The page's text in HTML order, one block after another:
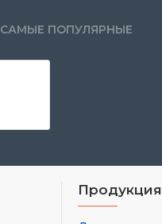
САМЫЕ ПОПУЛЯРНЫЕ
Продукция